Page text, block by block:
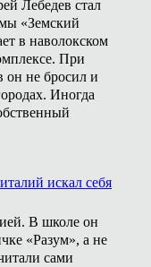
Лебедев стал
«Земский
в наволокском
При
он не бросил и
Иногда
искал себя
В школе он
«Разум», а не
сами